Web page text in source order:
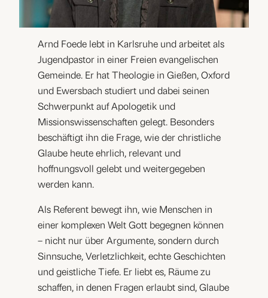
Arnd Foede lebt in Karlsruhe und arbeitet als
Jugendpastor in einer Freien evangelischen
Gemeinde. Er hat Theologie in Gießen, Oxford
und Ewersbach studiert und dabei seinen
Schwerpunkt auf Apologetik und
Missionswissenschaften gelegt. Besonders
beschäftigt ihn die Frage, wie der christliche
Glaube heute ehrlich, relevant und
hoffnungsvoll gelebt und weitergegeben
werden kann.
Als Referent bewegt ihn, wie Menschen in
einer komplexen Welt Gott begegnen können
– nicht nur über Argumente, sondern durch
Sinnsuche, Verletzlichkeit, echte Geschichten
und geistliche Tiefe. Er liebt es, Räume zu
schaffen, in denen Fragen erlaubt sind, Glaube